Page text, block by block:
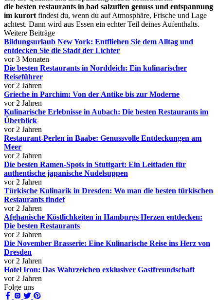
die besten restaurants in bad salzuflen genuss und entspannung
im kurort findest du, wenn du auf Atmosphäre, Frische und Lage
achtest. Dann wird aus Essen ein echter Teil deines Aufenthalts.
Weitere Beiträge
Bildungsurlaub New York: Entfliehen Sie dem Alltag und
entdecken Sie die Stadt der Lichter
vor 3 Monaten
Die besten Restaurants in Norddeich: Ein kulinarischer
Reiseführer
vor 2 Jahren
Grieche in Parchim: Von der Antike bis zur Moderne
vor 2 Jahren
Kulinarische Erlebnisse in Aubach: Die besten Restaurants im
Überblick
vor 2 Jahren
Restaurant-Perlen in Baabe: Genussvolle Entdeckungen am
Meer
vor 2 Jahren
Die besten Ramen-Spots in Stuttgart: Ein Leitfaden für
authentische japanische Nudelsuppen
vor 2 Jahren
Türkische Kulinarik in Dresden: Wo man die besten türkischen
Restaurants findet
vor 2 Jahren
Afghanische Köstlichkeiten in Hamburgs Herzen entdecken:
Die besten Restaurants
vor 2 Jahren
Die November Brasserie: Eine Kulinarische Reise ins Herz von
Dresden
vor 2 Jahren
Hotel Icon: Das Wahrzeichen exklusiver Gastfreundschaft
vor 2 Jahren
Folge uns